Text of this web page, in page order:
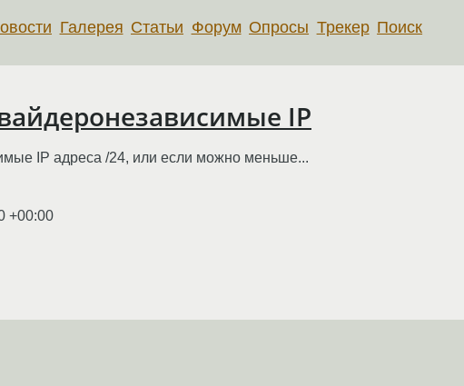
Галерея Статьи Форум Опросы Трекер Поиск
IP
IP адреса /24, или если можно меньше...
+00:00